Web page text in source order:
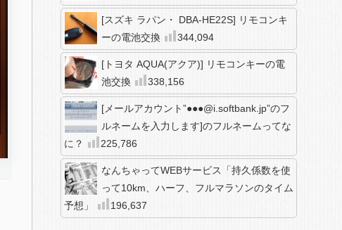
[スズキ ラパン・ DBA-HE22S] リモコンキ
ーの電池交換
344,094
[トヨタ AQUA(アクア)] リモコンキーの電
池交換
338,156
[メールアカウント”●●●@i.softbank.jp”のフ
ルネームを入力します]のフルネームってな
に？
225,786
なんちゃってWEBサービス「持久係数を使
って10km、ハーフ、フルマラソンのタイム
予想」
196,637